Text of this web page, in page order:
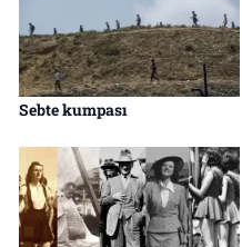
Sebte kumpası